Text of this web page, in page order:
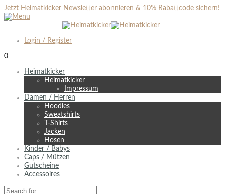
Jetzt Heimatkicker Newsletter abonnieren & 10% Rabattcode sichern!
Login / Register
0
Heimatkicker
Heimatkicker
Impressum
Damen / Herren
Hoodies
Sweatshirts
T-Shirts
Jacken
Hosen
Kinder / Babys
Caps / Mützen
Gutscheine
Accessoires